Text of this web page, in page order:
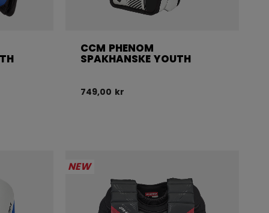
CCM PHENOM
SPAKHANSKE YOUTH
749,00 kr
NEW